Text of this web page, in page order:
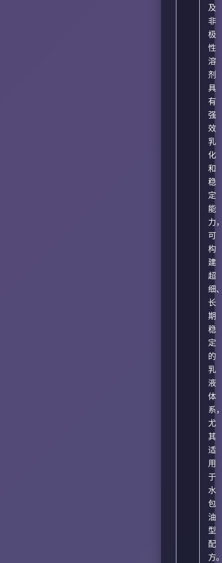
及
非
极
性
溶
剂
具
有
强
效
乳
化
和
稳
定
能
力
可
构
建
超
细
长
期
稳
定
的
乳
液
体
系
尤
其
适
用
于
水
包
油
型
配
方